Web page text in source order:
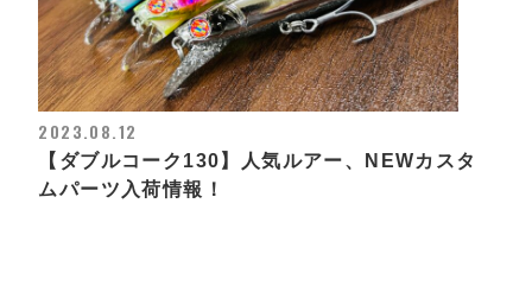
2023.08.12
【ダブルコーク130】人気ルアー、NEWカスタ
ムパーツ入荷情報！